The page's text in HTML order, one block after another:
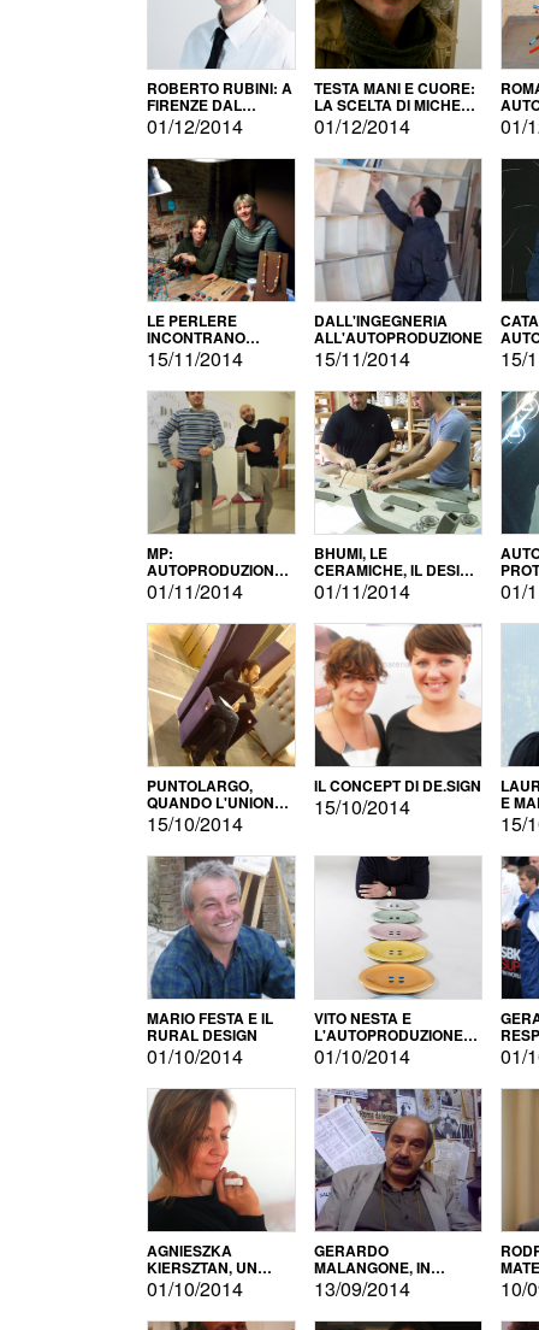
ROBERTO RUBINI: A
FIRENZE DAL
PRODOTTO ALLA
PROMOZIONE
01/12/2014
TESTA MANI E CUORE:
LA SCELTA DI MICHELE
BARBERIO
01/12/2014 01/
LE PERLERE
INCONTRANO
L'AUTOPRODUZIONE
15/11/2014
DALL'INGEGNERIA
ALL'AUTOPRODUZIONE
15/11/2014 15/
MP:
AUTOPRODUZIONE
E INNOVAZIONE
01/11/2014
BHUMI, LE
CERAMICHE, IL DESIGN
E L'AUTOPRODUZIONE
01/11/2014 01/
PUNTOLARGO,
QUANDO L'UNIONE
FA LA FORZA E
VINCE
15/10/2014
IL CONCEPT DI DE.SIGN
15/10/2014 E
15/
MARIO FESTA E IL
RURAL DESIGN
01/10/2014
VITO NESTA E
L'AUTOPRODUZIONE
COME RECUPERO DEI
SIMBOLI
01/10/2014 01/
AGNIESZKA
KIERSZTAN, UN
MODELLO DI
AUTOPRODUZIONE
01/10/2014
GERARDO
MALANGONE, IN
GIURIA PER IL
CONCORSO
LETTERARIO
13/09/2014 10/